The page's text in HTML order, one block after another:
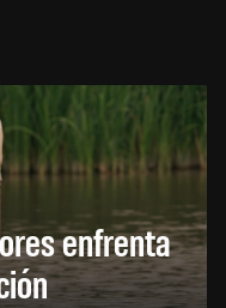
enfrenta